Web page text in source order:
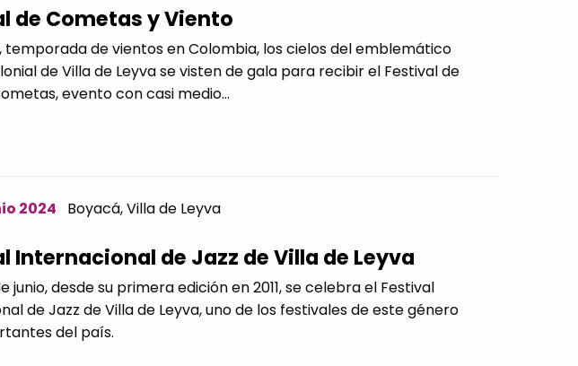
de Cometas y Viento
temporada de vientos en Colombia, los cielos del emblemático
de Villa de Leyva se visten de gala para recibir el Festival de
evento con casi medio...
2024 Boyacá,Villa de Leyva
Internacional de Jazz de Villa de Leyva
junio, desde su primera edición en 2011, se celebra el Festival
de Jazz de Villa de Leyva, uno de los festivales de este género
del país.